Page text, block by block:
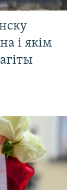
і якім